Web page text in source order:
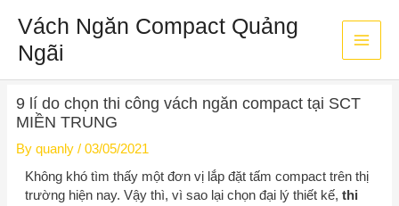
content
Vách Ngăn Compact Quảng
Ngãi
Main
9 lí do chọn thi công vách ngăn compact tại SCT
MIỀN TRUNG
By quanly / 03/05/2021
Không khó tìm thấy một đơn vị lắp đặt tấm compact trên thị
trường hiện nay. Vậy thì, vì sao lại chọn đại lý thiết kế, thi
navigation